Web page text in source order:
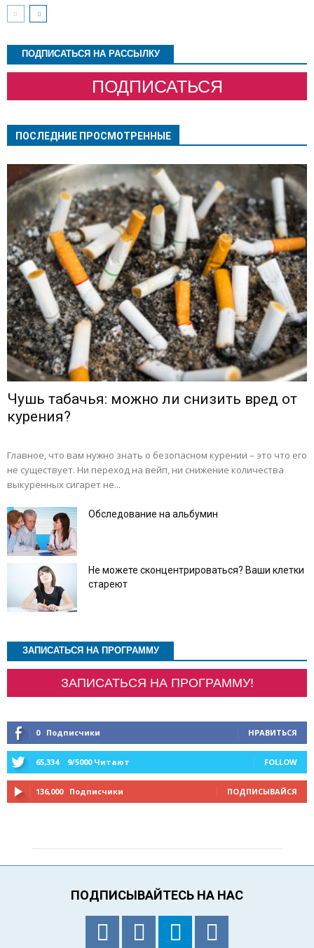
ПОДПИСАТЬСЯ НА РАССЫЛКУ
ПОДПИСАТЬСЯ
ПОСЛЕДНИЕ ПРОСМОТРЕННЫЕ
Чушь табачья: можно ли снизить вред от
курения?
Главное, что вам нужно знать о безопасном курении – это что его
не существует. Ни переход на вейп, ни снижение количества
выкуренных сигарет не...
Обследование на альбумин
Не можете сконцентрироваться? Ваши клетки
стареют
ЗАПИСАТЬСЯ НА ПРОГРАММУ
ЗАПИСАТЬСЯ НА ПРОГРАММУ!
0 Подписчики НРАВИТЬСЯ
65,334 9/5000 Читают FOLLOW
136,000 Подписчики ПОДПИСЫВАЙСЯ
ПОДПИСЫВАЙТЕСЬ НА НАС